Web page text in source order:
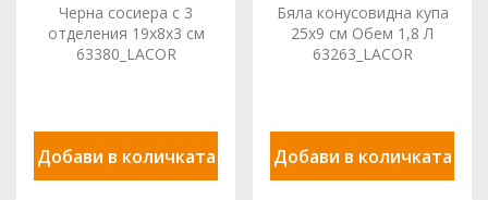
Черна сосиера с 3
отделения 19x8x3 см
63380_LACOR
Добави в количката
Бяла конусовидна купа
25x9 см Обем 1,8 Л
63263_LACOR
Добави в количката